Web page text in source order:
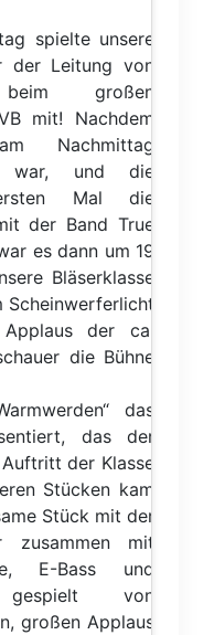
spielte unsere
der Leitung von
großen
mit! Nachdem
Nachmittag
war, und die
Mal die
der Band True
es dann um 19
Bläserklasse
Scheinwerferlicht
der ca.
die Bühne
das
das der
der Klasse
Stücken kam
Stück mit der
zusammen mit
E-Bass und
von
großen Applaus